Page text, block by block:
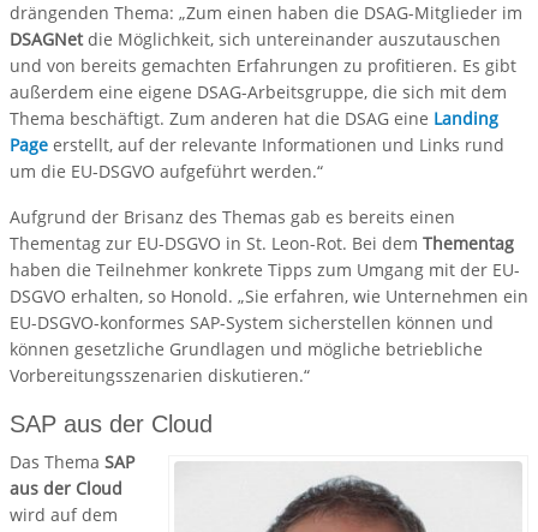
drängenden Thema: „Zum einen haben die DSAG-Mitglieder im
DSAGNetdie Möglichkeit, sich untereinander auszutauschen
und von bereits gemachten Erfahrungen zu profitieren. Es gibt
außerdem eine eigene DSAG-Arbeitsgruppe, die sich mit dem
Thema beschäftigt. Zum anderen hat die DSAG eine Landing
Page erstellt, auf der relevante Informationen und Links rund
um die EU-DSGVO aufgeführt werden.“
Aufgrund der Brisanz des Themas gab es bereits einen
Thementag zur EU-DSGVO in St. Leon-Rot. Bei dem Thementag
haben die Teilnehmer konkrete Tipps zum Umgang mit der EU-
DSGVO erhalten, so Honold. „Sie erfahren, wie Unternehmen ein
EU-DSGVO-konformes SAP-System sicherstellen können und
können gesetzliche Grundlagen und mögliche betriebliche
Vorbereitungsszenarien diskutieren.“
SAP aus der Cloud
Das Thema SAP
aus der Cloud
wird auf dem